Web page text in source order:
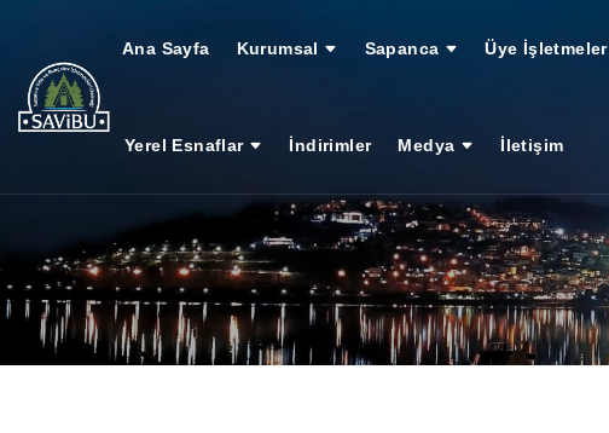
Ana Sayfa Kurumsal Sapanca Üye İşletmeler
Yerel Esnaflar İndirimler Medya İletişim